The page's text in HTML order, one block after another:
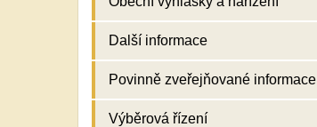
Další informace
Povinně zveřejňované informace
Výběrová řízení